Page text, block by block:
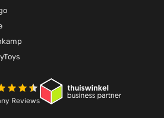
Reviews